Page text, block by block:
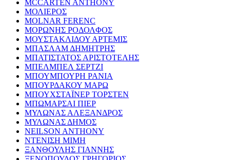
MCCARTEN ANTHONY
ΜΟΛΙΕΡΟΣ
MOLNAR FERENC
ΜΟΡΩΝΗΣ ΡΟΔΟΛΦΟΣ
ΜΟΥΣΤΑΚΛΙΔΟΥ ΑΡΤΕΜΙΣ
ΜΠΑΣΛΑΜ ΔΗΜΗΤΡΗΣ
ΜΠΑΤΙΣΤΑΤΟΣ ΑΡΙΣΤΟΤΕΛΗΣ
ΜΠΕΛΜΠΕΛ ΣΕΡΤΖΙ
ΜΠΟΥΜΠΟΥΡΗ ΡΑΝΙΑ
ΜΠΟΥΡΔΑΚΟΥ ΜΑΡΩ
ΜΠΟΥΧΣΤΑΪΝΕΡ ΤΟΡΣΤΕΝ
ΜΠΩΜΑΡΣΑΙ ΠΙΕΡ
ΜΥΛΩΝΑΣ ΑΛΕΞΑΝΔΡΟΣ
ΜΥΛΩΝΑΣ ΔΗΜΟΣ
NEILSON ANTHONY
ΝΤΕΝΙΣΗ ΜΙΜΗ
ΞΑΝΘΟΥΛΗΣ ΓΙΑΝΝΗΣ